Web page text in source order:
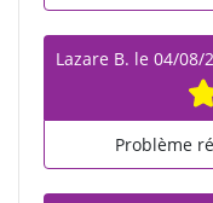
Lazare B. le 04/08/
Problème